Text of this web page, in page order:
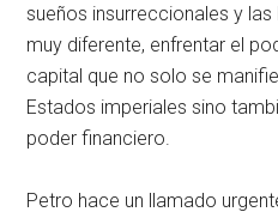
sueños insurreccionales y
muy diferente, enfrentar el
capital que no solo se
Estados imperiales sino
poder financiero.
Petro hace un llamado